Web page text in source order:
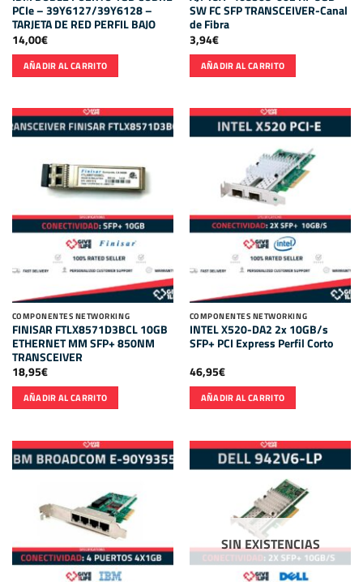
PCIe – 39Y6127/39Y6128 –
TARJETA DE RED PERFIL BAJO
14,00€
AÑADIR AL CARRITO
SW FC SFP TRANSCEIVER-Canal
de Fibra
3,94€
AÑADIR AL CARRITO
COMPONENTES NETWORKING
FINISAR FTLX8571D3BCL 10GB
ETHERNET MM SFP+ 850NM
TRANSCEIVER
18,95€
AÑADIR AL CARRITO
COMPONENTES NETWORKING
INTEL X520-DA2 2x 10GB/s
SFP+ PCI Express Perfil Corto
46,95€
AÑADIR AL CARRITO
SIN EXISTENCIAS